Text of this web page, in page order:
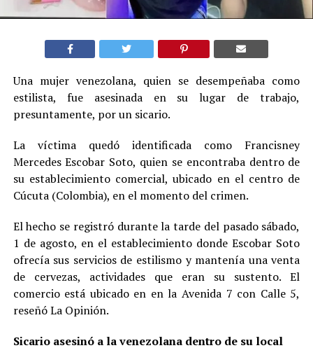
Una mujer venezolana, quien se desempeñaba como
estilista, fue asesinada en su lugar de trabajo,
presuntamente, por un sicario.
La víctima quedó identificada como Francisney
Mercedes Escobar Soto, quien se encontraba dentro de
su establecimiento comercial, ubicado en el centro de
Cúcuta (Colombia), en el momento del crimen.
El hecho se registró durante la tarde del pasado sábado,
1 de agosto, en el establecimiento donde Escobar Soto
ofrecía sus servicios de estilismo y mantenía una venta
de cervezas, actividades que eran su sustento. El
comercio está ubicado en en la Avenida 7 con Calle 5,
reseñó La Opinión.
Sicario asesinó a la venezolana dentro de su local